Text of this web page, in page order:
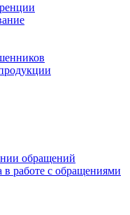
обращений
в работе с обращениями